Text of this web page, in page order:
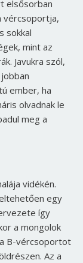
elsősorban
vércsoportja,
sokkal
mint az
Javukra szól,
ember, ha
olvadnak le
meg a
vidékén.
egy
így
a mongolok
B-vércsoportot
Az a